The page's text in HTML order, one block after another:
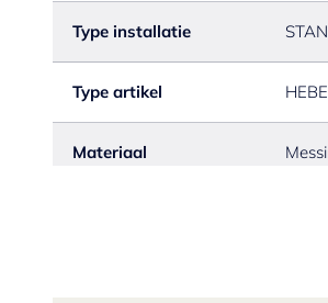
Type installatie
Type artikel
Materiaal